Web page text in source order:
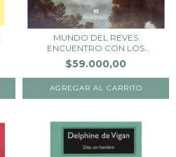
MUNDO DEL REVES
ENCUENTRO CON LOS
MAESTR...
$59.000,00